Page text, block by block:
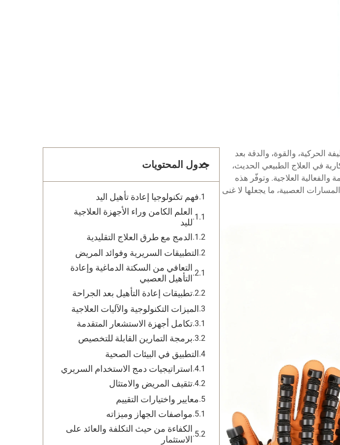
الحركية، والقوة، والدقة بعد
في العلاج الطبيعي الحديث،
والفعالية العلاجية. وتوفّر هذه
العصبية، ما يجعلها لا غنى
جدول المحتويات
فهم تكنولوجيا إعادة تأهيل اليد
العلم الكامن وراء الأجهزة العلاجية
لليد
الدمج مع طرق العلاج التقليدية
التطبيقات السريرية وفوائد المريض
التعافي من السكتة الدماغية وإعادة
التأهيل العصبي
تطبيقات إعادة التأهيل بعد الجراحة
الميزات التكنولوجية والآليات العلاجية
تكامل أجهزة الاستشعار المتقدمة
برمجة التمارين القابلة للتخصيص
التطبيق في البيئات الصحية
استراتيجيات دمج الاستخدام السريري
تثقيف المريض والامتثال
معايير واختيارات التقييم
مواصفات الجهاز وميزاته
الكفاءة من حيث التكلفة والعائد على
الاستثمار